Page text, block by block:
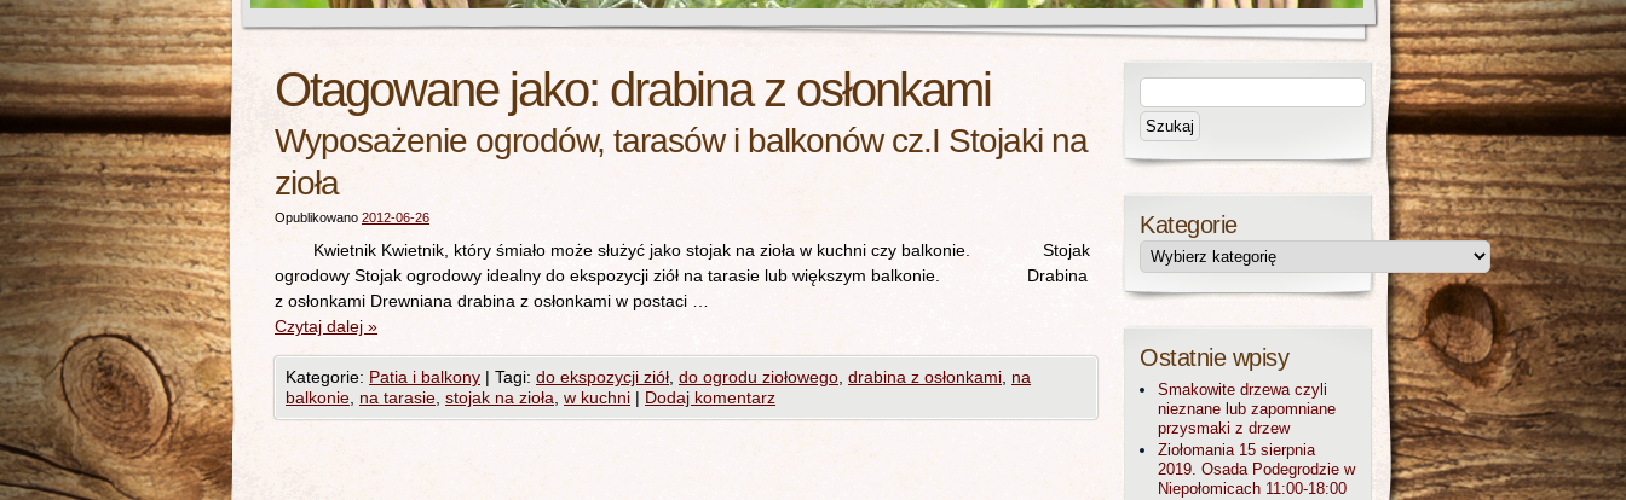
Otagowane jako: drabina z osłonkami
Wyposażenie ogrodów, tarasów i balkonów cz.I Stojaki na
zioła
Opublikowano 2012-06-26
Kwietnik Kwietnik, który śmiało może służyć jako stojak na zioła w kuchni czy balkonie. Stojak
ogrodowy Stojak ogrodowy idealny do ekspozycji ziół na tarasie lub większym balkonie. Drabina
z osłonkami Drewniana drabina z osłonkami w postaci …
Czytaj dalej »
Kategorie: Patia i balkony | Tagi: do ekspozycji ziół do ogrodu ziołowego drabina z osłonkami na
balkonie na tarasie stojak na zioła w kuchni | Dodaj komentarz
Kategorie
Ostatnie wpisy
Smakowite drzewa czyli
nieznane lub zapomniane
przysmaki z drzew
Ziołomania 15 sierpnia
2019. Osada Podegrodzie w
Niepołomicach 11:00-18:00